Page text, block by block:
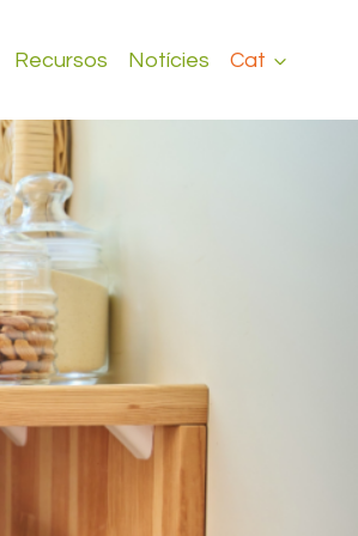
Recursos Notícies Cat